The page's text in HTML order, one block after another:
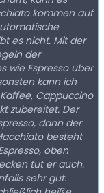
kommen auf
es nicht. Mit der
der
wie Espresso über
Cappuccino
zubereitet. Der
dann der
besteht
oben
tut er auch.
sehr gut.